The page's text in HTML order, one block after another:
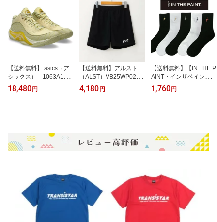
【送料無料】 asics（ア
シックス） 1063A104
751 バスケットボー
ル シューズ UNPRE
18,480円
【送料無料】アルスト
（ALST）VB25WP02
レディースバレーパンツ
new model レギュラー
4,180円
【送料無料】【IN THE P
AINT・インザペイント】
定番カラー ソックス
チーム対応 お揃い チー
1,760円